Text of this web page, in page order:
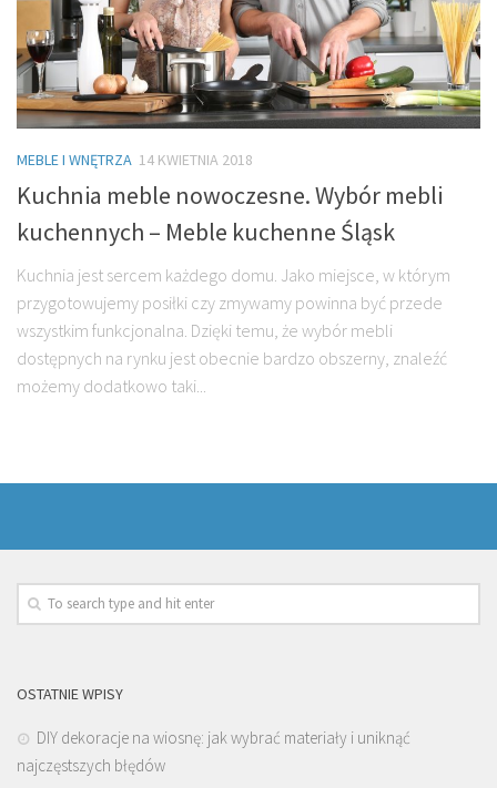
MEBLE I WNĘTRZA 14 KWIETNIA 2018
Kuchnia meble nowoczesne. Wybór mebli
kuchennych – Meble kuchenne Śląsk
Kuchnia jest sercem każdego domu. Jako miejsce, w którym
przygotowujemy posiłki czy zmywamy powinna być przede
wszystkim funkcjonalna. Dzięki temu, że wybór mebli
dostępnych na rynku jest obecnie bardzo obszerny, znaleźć
możemy dodatkowo taki...
OSTATNIE WPISY
DIY dekoracje na wiosnę: jak wybrać materiały i uniknąć
najczęstszych błędów